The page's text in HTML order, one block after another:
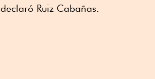
Ruiz Cabañas.